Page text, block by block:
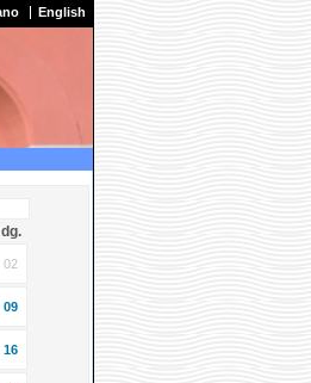
English
dg.
02
09
16